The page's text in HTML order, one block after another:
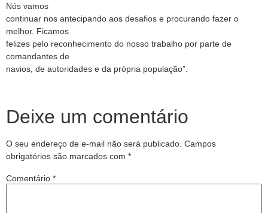
Nós vamos
continuar nos antecipando aos desafios e procurando fazer o
melhor. Ficamos
felizes pelo reconhecimento do nosso trabalho por parte de
comandantes de
navios, de autoridades e da própria população”.
Deixe um comentário
O seu endereço de e-mail não será publicado. Campos
obrigatórios são marcados com *
Comentário *